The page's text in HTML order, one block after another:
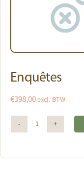
Enquêtes
€398,00excl. BTW
Enquêtes